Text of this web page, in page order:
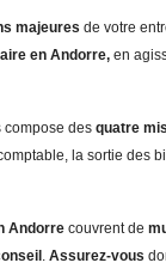
majeures de votre
en Andorre, en
compose des quatre
la sortie des
Andorre couvrent de
. Assurez-vous